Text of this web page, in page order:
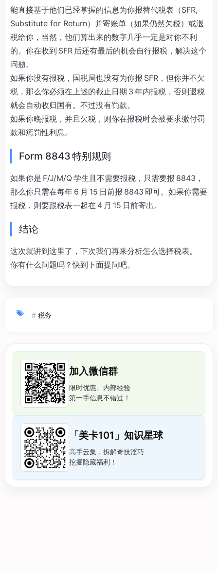
能直接基于他们已经掌握的信息为你报替代税表（SFR,
Substitute for Return）并寄账单（如果仍然欠税）或退
税给你，当然，他们算出来的数字几乎一定是对你不利
的。你在收到 SFR 后还有最后的机会自行报税，解决这个
问题。
如果你没有报税，国税局也没有为你报 SFR，但你并不欠
税，那么你必须在上述的截止日期 3 年内报税，否则退税
就会自动收归国有。不过没有罚款。
如果你晚报税，并且欠税，则你在报税时会被要求缴付罚
款和惩罚性利息。
Form 8843 特别规则
如果你是 F/J/M/Q 学生且不需要报税，只需要报 8843，
那么你只需在每年 6 月 15 日前报 8843 即可。如果你需要
报税，则要跟税表一起在 4 月 15 日前寄出。
结论
这次就讲到这里了，下次我们再来分析怎么选择税表。
你有什么问题吗？快到下面提问吧。
# 税务
加入微信群
限时优惠、内部经验
第一手信息不错过！
「美卡101」知识星球
高手云集，拆解奇技淫巧
挖掘隐藏福利！